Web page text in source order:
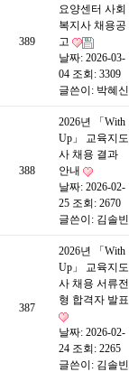
389
요양센터 사회
복지사 채용공
고
날짜: 2026-03-
04 조회: 3309
글쓴이: 박혜신
388
2026년 「With
Up」 교육지도
사 채용 결과
안내
날짜: 2026-02-
25 조회: 2670
글쓴이: 김솔빈
387
2026년 「With
Up」 교육지도
사 채용 서류전
형 합격자 발표
날짜: 2026-02-
24 조회: 2265
글쓴이: 김솔빈